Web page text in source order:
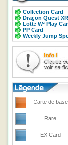
Collection Card
Dragon Quest
Lotte W² Play
PP Card
Weekly Jump
Carte de base
Rare
EX Card